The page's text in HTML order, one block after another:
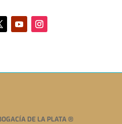
DE LA PLATA®